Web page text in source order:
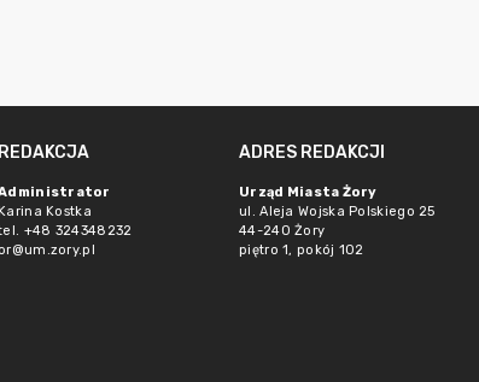
REDAKCJA
Karina Kostka
+48 324348232
or@um.zory.pl
ADRES REDAKCJI
Urząd Miasta Żory
ul. Aleja Wojska Polskiego 25
44-240 Żory
piętro 1, pokój 102